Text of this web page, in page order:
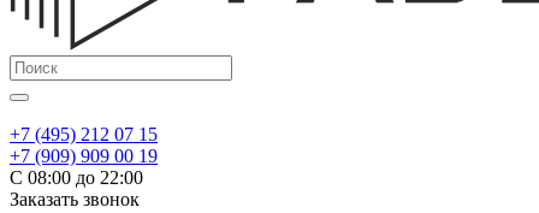
+7 (495) 212 07 15
+7 (909) 909 00 19
С 08:00 до 22:00
Заказать звонок